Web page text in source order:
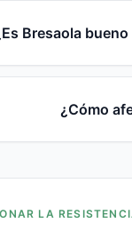
Bresaola
¿Cómo
LA